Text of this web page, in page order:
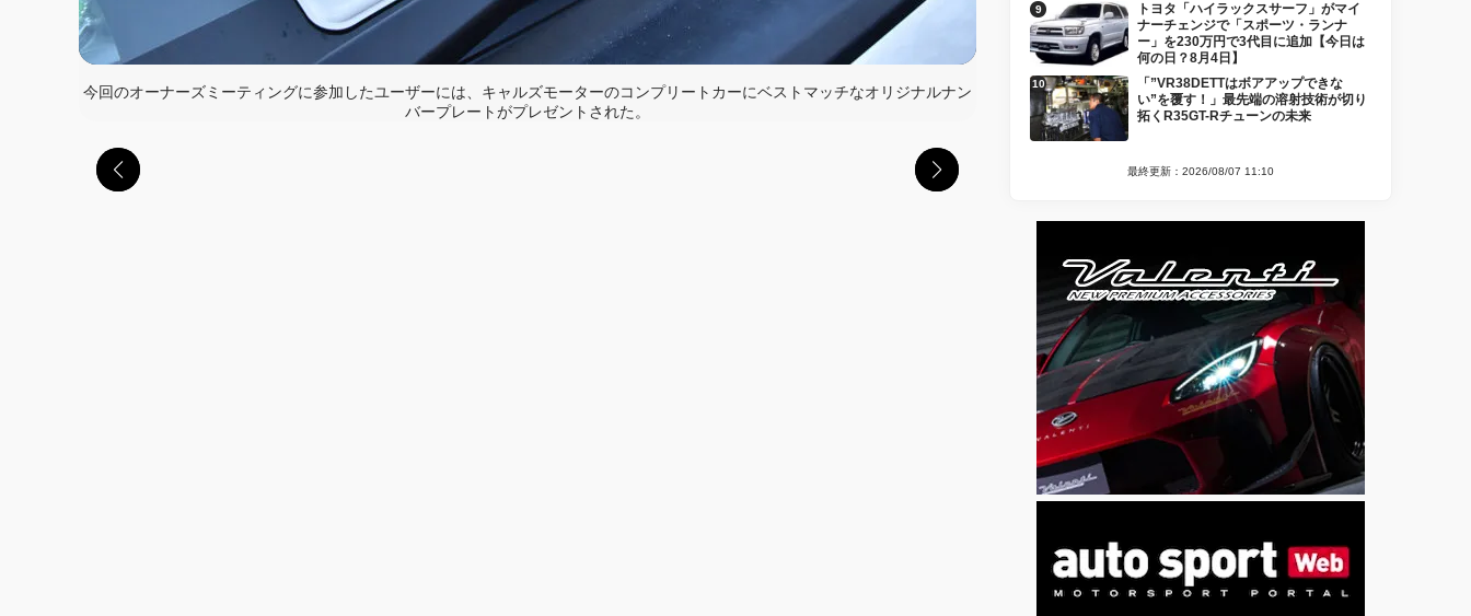
今回のオーナーズミーティングに参加したユーザーには、キャルズモーターのコンプリートカーにベストマッチなオリジナルナン
バープレートがプレゼントされた。
トヨタ「ハイラックスサーフ」がマイ
ナーチェンジで「スポーツ・ランナ
ー」を230万円で3代目に追加【今日は
何の日？8月4日】
「”VR38DETTはボアアップできな
い”を覆す！」最先端の溶射技術が切り
拓くR35GT-Rチューンの未来
最終更新：2026/08/07 11:10